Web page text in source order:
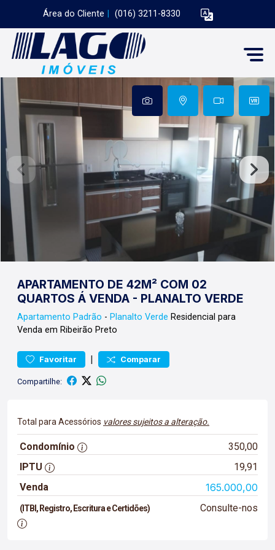
Área do Cliente (016) 3211-8330
APARTAMENTO DE 42M² COM 02
QUARTOS Á VENDA - PLANALTO VERDE
Apartamento Padrão - Planalto Verde Residencial para
Venda em Ribeirão Preto
Favoritar | Comparar
Compartilhe:
Total para Acessórios valores sujeitos a alteração.
Condomínio
350,00
IPTU
19,91
Venda
165.000,00
(ITBI, Registro, Escritura e Certidões) Consulte-nos